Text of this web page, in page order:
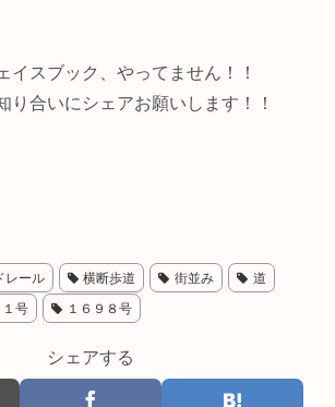
イスブック、やってません！！
り合いにシェアお願いします！！
レール 横断歩道 街並み 道
１号 １６９８号
シェアする